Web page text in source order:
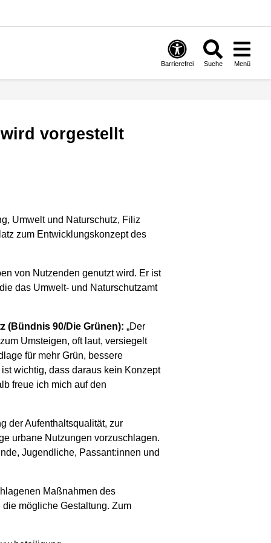
Barrierefrei Suche Menü
vorgestellt
Umwelt und Naturschutz, Filiz
zum Entwicklungskonzept des
von Nutzenden genutzt wird. Er ist
das Umwelt- und Naturschutzamt
(Bündnis 90/Die Grünen): „Der
Umsteigen, oft laut, versiegelt
für mehr Grün, bessere
wichtig, dass daraus kein Konzept
freue ich mich auf den
der Aufenthaltsqualität, zur
urbane Nutzungen vorzuschlagen.
Jugendliche, Passant:innen und
Maßnahmen des
mögliche Gestaltung. Zum